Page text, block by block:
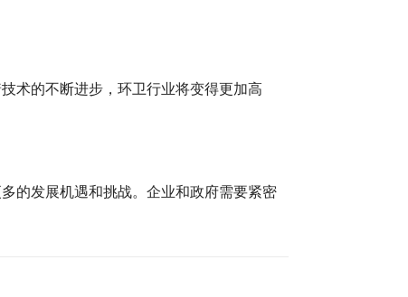
术的不断进步，环卫行业将变得更加高
的发展机遇和挑战。企业和政府需要紧密